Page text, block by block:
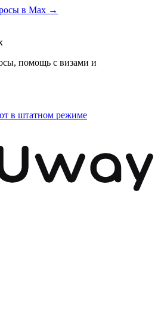
в Max →
помощь с визами и
в штатном режиме